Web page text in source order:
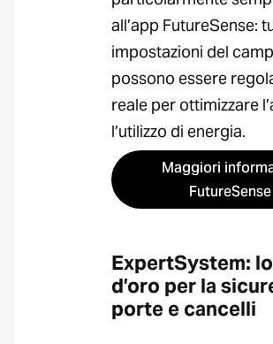
all’app FutureSense:
impostazioni del
possono essere
reale per ottimizzare
l’utilizzo di energia.
Maggiori
FutureSense
ExpertSystem:
d’oro per la
porte e cancelli